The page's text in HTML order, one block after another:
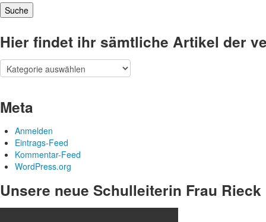
Hier findet ihr sämtliche Artikel der
Hier
findet
sämtliche
Artikel
verschiedenen
Kategorien
Meta
Anmelden
Eintrags-Feed
Kommentar-Feed
WordPress.org
Unsere neue Schulleiterin Frau Rieck